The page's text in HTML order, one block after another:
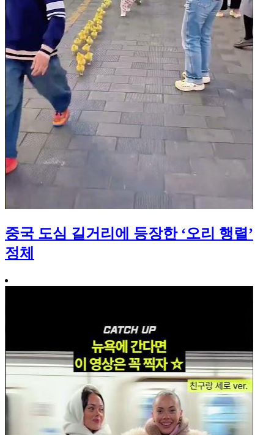
중국 도심 길거리에 등장한 ‘오리 행렬’
정체